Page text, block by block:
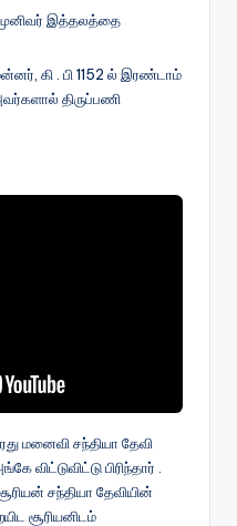
இத்தலத்தை
கி . பி 1152 ல் இரண்டாம்
திருப்பணி
மனைவி சந்தியா தேவி
பிரிந்தார் .
சந்தியா தேவியின்
சூரியனிடம்